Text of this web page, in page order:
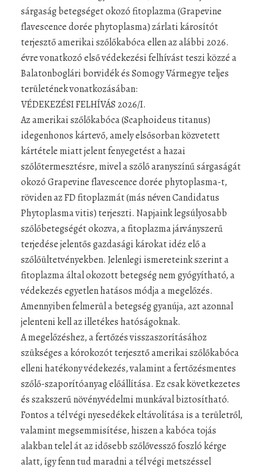
sárgaság betegséget okozó fitoplazma (Grapevine
flavescence dorée phytoplasma) zárlati károsítót
terjesztő amerikai szőlőkabóca ellen az alábbi 2026.
évre vonatkozó első védekezési felhívást teszi közzé a
Balatonboglári borvidék és Somogy Vármegye teljes
területének vonatkozásában:
VÉDEKEZÉSI FELHÍVÁS 2026/I.
Az amerikai szőlőkabóca (Scaphoideus titanus)
idegenhonos kártevő, amely elsősorban közvetett
kártétele miatt jelent fenyegetést a hazai
szőlőtermesztésre, mivel a szőlő aranyszínű sárgaságát
okozó Grapevine flavescence dorée phytoplasma-t,
röviden az FD fitoplazmát (más néven Candidatus
Phytoplasma vitis) terjeszti. Napjaink legsúlyosabb
szőlőbetegségét okozva, a fitoplazma járványszerű
terjedése jelentős gazdasági károkat idéz elő a
szőlőültetvényekben. Jelenlegi ismereteink szerint a
fitoplazma által okozott betegség nem gyógyítható, a
védekezés egyetlen hatásos módja a megelőzés.
Amennyiben felmerül a betegség gyanúja, azt azonnal
jelenteni kell az illetékes hatóságoknak.
A megelőzéshez, a fertőzés visszaszorításához
szükséges a kórokozót terjesztő amerikai szőlőkabóca
elleni hatékony védekezés, valamint a fertőzésmentes
szőlő-szaporítóanyag előállítása. Ez csak következetes
és szakszerű növényvédelmi munkával biztosítható.
Fontos a tél végi nyesedékek eltávolítása is a területről,
valamint megsemmisítése, hiszen a kabóca tojás
alakban telel át az idősebb szőlővessző foszló kérge
alatt, így fenn tud maradni a tél végi metszéssel